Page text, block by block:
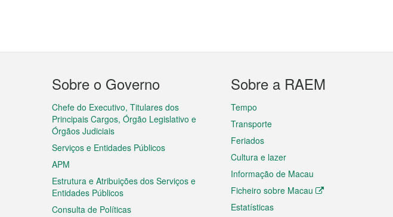
Menu
do
rodapé
Sobre o Governo
Chefe do Executivo, Titulares dos
Principais Cargos, Órgão Legislativo e
Órgãos Judiciais
Serviços e Entidades Públicos
APM
Estrutura e Atribuições dos Serviços e
Entidades Públicos
Consulta de Políticas
Sobre a RAEM
Tempo
Transporte
Feriados
Cultura e lazer
Informação de Macau
Ficheiro sobre Macau
Estatísticas